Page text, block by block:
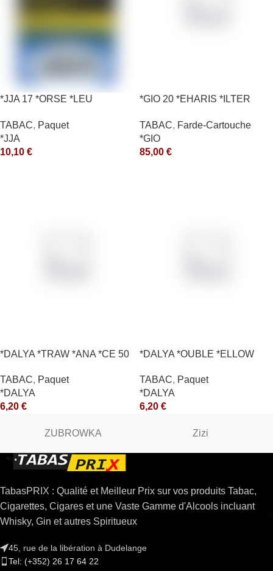
*JJA 17 *ORSE *LEU
TABAC, Paquet
*JJA
10,10 €
*GIO 20 *EHARIS *ILTER
TABAC, Farde-Cartouche
*GIO
85,00 €
*DALYA *TRAW *ANA *CE 50
TABAC, Paquet
*DALYA
6,20 €
*DALYA *OUBLE *ELLOW
TABAC, Paquet
*DALYA
6,20 €
ZUBROWKA Zizi
TabasPRIX : Qualité et Meilleur Prix sur vos produits Tabac,
Cigarettes, Cigares et une Vaste Gamme d'Alcools incluant
Whisky, Gin et autres Spiritueux
45, rue de la libération à Dudelange
Tel: (+352) 26 17 64 22